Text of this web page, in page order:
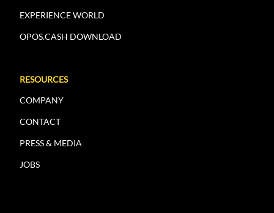
EXPERIENCE WORLD
OPOS.CASH DOWNLOAD
RESOURCES
COMPANY
CONTACT
PRESS & MEDIA
JOBS